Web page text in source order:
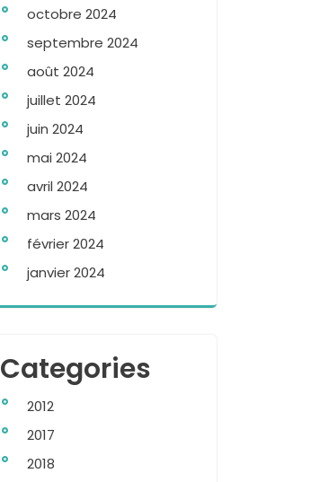
octobre 2024
septembre 2024
août 2024
juillet 2024
juin 2024
mai 2024
avril 2024
mars 2024
février 2024
janvier 2024
Categories
2012
2017
2018